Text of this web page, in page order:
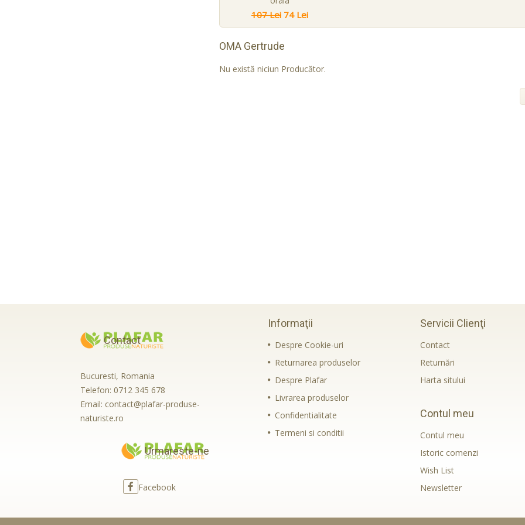
107 Lei 74 Lei
OMA Gertrude
Nu există niciun Producător.
Contact
Bucuresti, Romania
Telefon: 0712 345 678
Email: contact@plafar-produse-
naturiste.ro
Urmareste-ne
Facebook
Informaţii
Despre Cookie-uri
Returnarea produselor
Despre Plafar
Livrarea produselor
Confidentialitate
Termeni si conditii
Servicii Clienţi
Contact
Returnări
Harta sitului
Contul meu
Contul meu
Istoric comenzi
Wish List
Newsletter